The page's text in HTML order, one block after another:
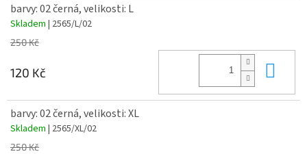
barvy: 02 černá, velikosti: L
Skladem | 2565/L/02
250 Kč
120 Kč
barvy: 02 černá, velikosti: XL
Skladem | 2565/XL/02
250 Kč